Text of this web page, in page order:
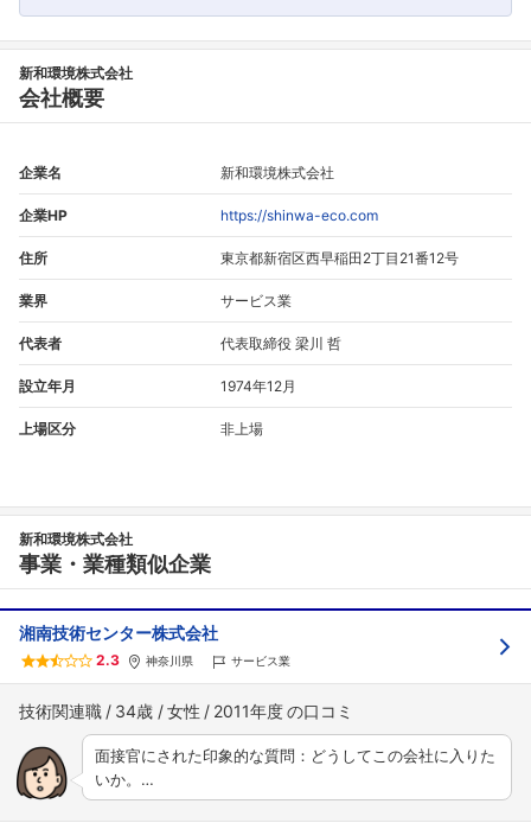
フォローしました
こちらの企業もフォローしませんか？
新和環境株式会社
会社概要
企業名 新和環境株式会社
企業HP https://shinwa-eco.com
住所 東京都新宿区西早稲田2丁目21番12号
業界 サービス業
代表者 代表取締役 梁川 哲
設立年月 1974年12月
上場区分 非上場
新和環境株式会社
事業・業種類似企業
湘南技術センター株式会社
2.3 神奈川県 サービス業
技術関連職 34歳 女性 2011年度
面接官にされた印象的な質問：どうしてこの会社に入りた
いか。…